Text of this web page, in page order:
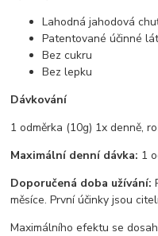
Lahodná jahodová
Patentované účinné
Bez cukru
Bez lepku
Dávkování
1 odměrka (10g) 1x denně,
Maximální denní dávka: 1
Doporučená doba užívání:
měsíce. První účinky jsou
Maximálního efektu se